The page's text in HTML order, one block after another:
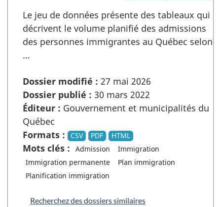
Le jeu de données présente des tableaux qui
décrivent le volume planifié des admissions
des personnes immigrantes au Québec selon
…
Dossier modifié : 27 mai 2026
Dossier publié : 30 mars 2022
Éditeur : Gouvernement et municipalités du
Québec
Formats :
CSV PDF HTML
Mots clés : Admission
Immigration
Immigration permanente
Plan immigration
Planification immigration
Recherchez des dossiers similaires